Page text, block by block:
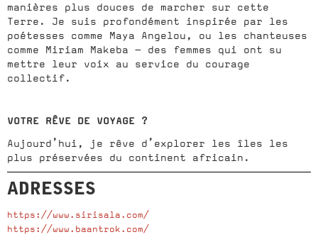
manières plus douces de marcher sur cette
Terre. Je suis profondément inspirée par les
poétesses comme Maya Angelou, ou les chanteuses
comme Miriam Makeba – des femmes qui ont su
mettre leur voix au service du courage
collectif.
VOTRE RÊVE DE VOYAGE ?
Aujourd’hui, je rêve d’explorer les îles les
plus préservées du continent africain.
ADRESSES
https://www.sirisala.com/
https://www.baantrok.com/